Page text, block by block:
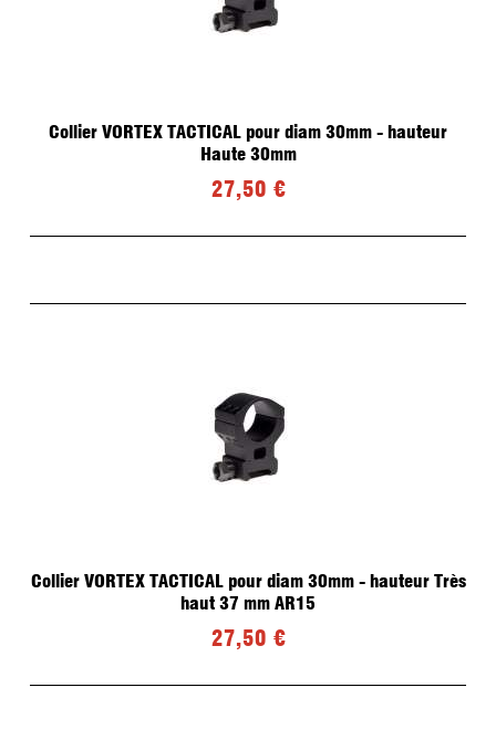
Collier VORTEX TACTICAL pour diam 30mm - hauteur
Haute 30mm
27,50 €
Collier VORTEX TACTICAL pour diam 30mm - hauteur Très
haut 37 mm AR15
27,50 €